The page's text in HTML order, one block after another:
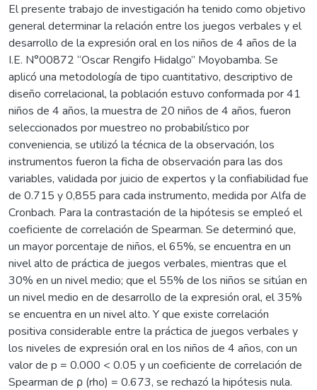
El presente trabajo de investigación ha tenido como objetivo
general determinar la relación entre los juegos verbales y el
desarrollo de la expresión oral en los niños de 4 años de la
I.E. N°00872 “Oscar Rengifo Hidalgo” Moyobamba. Se
aplicó una metodología de tipo cuantitativo, descriptivo de
diseño correlacional, la población estuvo conformada por 41
niños de 4 años, la muestra de 20 niños de 4 años, fueron
seleccionados por muestreo no probabilístico por
conveniencia, se utilizó la técnica de la observación, los
instrumentos fueron la ficha de observación para las dos
variables, validada por juicio de expertos y la confiabilidad fue
de 0.715 y 0,855 para cada instrumento, medida por Alfa de
Cronbach. Para la contrastación de la hipótesis se empleó el
coeficiente de correlación de Spearman. Se determinó que,
un mayor porcentaje de niños, el 65%, se encuentra en un
nivel alto de práctica de juegos verbales, mientras que el
30% en un nivel medio; que el 55% de los niños se sitúan en
un nivel medio en de desarrollo de la expresión oral, el 35%
se encuentra en un nivel alto. Y que existe correlación
positiva considerable entre la práctica de juegos verbales y
los niveles de expresión oral en los niños de 4 años, con un
valor de p = 0.000 < 0.05 y un coeficiente de correlación de
Spearman de ρ (rho) = 0.673, se rechazó la hipótesis nula.